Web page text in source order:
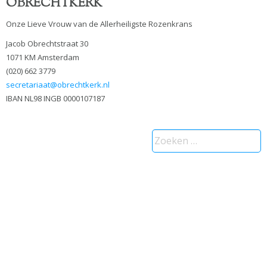
Onze Lieve Vrouw van de Allerheiligste Rozenkrans
Jacob Obrechtstraat 30
1071 KM Amsterdam
(020) 662 3779
secretariaat@obrechtkerk.nl
IBAN NL98 INGB 0000107187
Zoeken
naar: